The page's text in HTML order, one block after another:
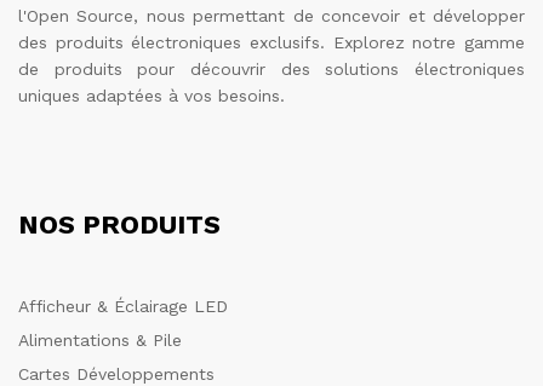
l'Open Source, nous permettant de concevoir et développer
des produits électroniques exclusifs. Explorez notre gamme
de produits pour découvrir des solutions électroniques
uniques adaptées à vos besoins.
NOS PRODUITS
Afficheur & Éclairage LED
Alimentations & Pile
Cartes Développements